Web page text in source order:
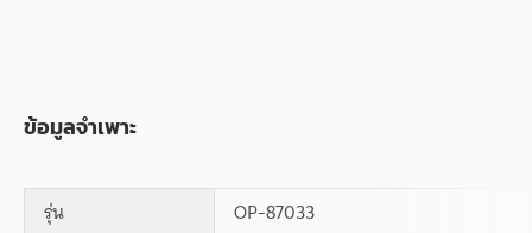
ข้อมูลจำเพาะ
รุ่น
OP-87033